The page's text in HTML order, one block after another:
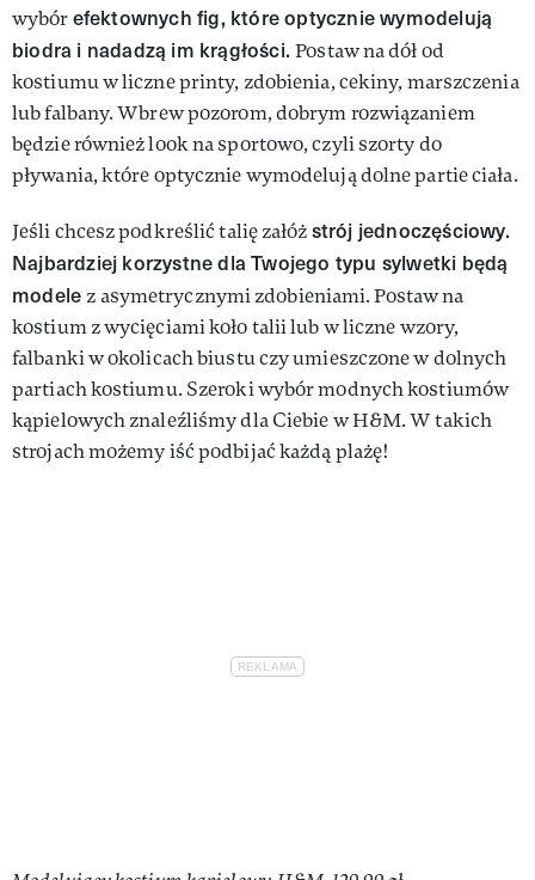
wybórefektownych fig, które optycznie wymodelują
biodra i nadadzą im krągłości.Postaw na dół od
kostiumu w liczne printy, zdobienia, cekiny, marszczenia
lub falbany. Wbrew pozorom, dobrym rozwiązaniem
będzie również look na sportowo, czyli szorty do
pływania, które optycznie wymodelują dolne partie ciała.
Jeśli chcesz podkreślić talię załóżstrój jednoczęściowy.
Najbardziej korzystne dla Twojego typu sylwetki będą
modele z asymetrycznymi zdobieniami. Postaw na
kostium z wycięciami koło talii lub w liczne wzory,
falbanki w okolicach biustu czy umieszczone w dolnych
partiach kostiumu. Szeroki wybór modnych kostiumów
kąpielowych znaleźliśmy dla Ciebie w H&M. W takich
strojach możemy iść podbijać każdą plażę!